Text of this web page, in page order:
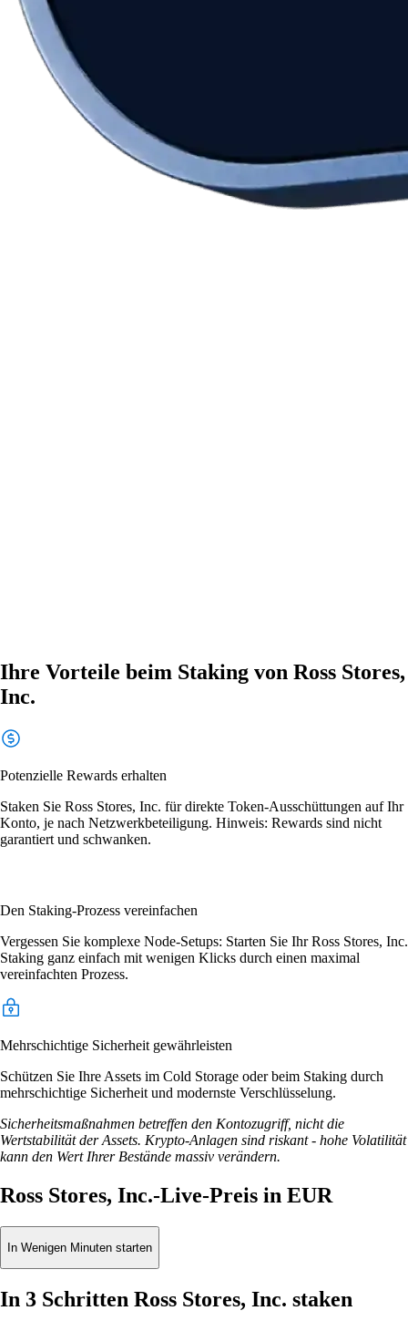
Ihre Vorteile beim Staking von Ross Stores,
Inc.
Potenzielle Rewards erhalten
Staken Sie Ross Stores, Inc. für direkte Token-Ausschüttungen auf Ihr
Konto, je nach Netzwerkbeteiligung. Hinweis: Rewards sind nicht
garantiert und schwanken.
Den Staking-Prozess vereinfachen
Vergessen Sie komplexe Node-Setups: Starten Sie Ihr Ross Stores, Inc.
Staking ganz einfach mit wenigen Klicks durch einen maximal
vereinfachten Prozess.
Mehrschichtige Sicherheit gewährleisten
Schützen Sie Ihre Assets im Cold Storage oder beim Staking durch
mehrschichtige Sicherheit und modernste Verschlüsselung.
Sicherheitsmaßnahmen betreffen den Kontozugriff, nicht die
Wertstabilität der Assets. Krypto-Anlagen sind riskant - hohe Volatilität
kann den Wert Ihrer Bestände massiv verändern.
Ross Stores, Inc.-Live-Preis in EUR
In Wenigen Minuten starten
In 3 Schritten Ross Stores, Inc. staken